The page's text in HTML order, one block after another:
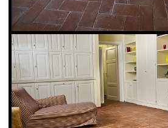
Maro Cristiani Srl
Vedi Scheda Prodotto